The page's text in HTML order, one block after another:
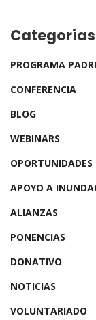
Categorías
PROGRAMA
CONFERENCIA
BLOG
WEBINARS
OPORTUNIDADES
APOYO A
ALIANZAS
PONENCIAS
DONATIVO
NOTICIAS
VOLUNTARIADO